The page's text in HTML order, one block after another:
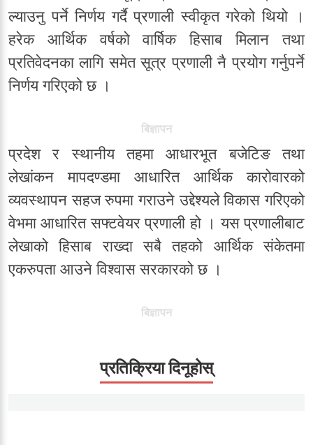
ल्याउनु पर्ने निर्णय गर्दै प्रणाली स्वीकृत गरेको थियो ।
हरेक आर्थिक वर्षको वार्षिक हिसाब मिलान तथा
प्रतिवेदनका लागि समेत सूत्र प्रणाली नै प्रयोग गर्नुपर्ने
निर्णय गरिएको छ ।
बिज्ञापन
प्रदेश र स्थानीय तहमा आधारभूत बजेटिङ तथा
लेखांकन मापदण्डमा आधारित आर्थिक कारोवारको
व्यवस्थापन सहज रुपमा गराउने उद्देश्यले विकास गरिएको
वेभमा आधारित सफ्टवेयर प्रणाली हो । यस प्रणालीबाट
लेखाको हिसाब राख्दा सबै तहको आर्थिक संकेतमा
एकरुपता आउने विश्वास सरकारको छ ।
बिज्ञापन
प्रतिक्रिया दिनूहोस्